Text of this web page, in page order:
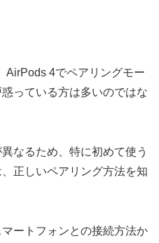
AirPods 4でペアリングモー
っている方は多いのではな
なるため、特に初めて使う
正しいペアリング方法を知
ートフォンとの接続方法か